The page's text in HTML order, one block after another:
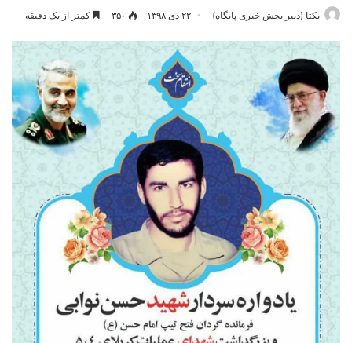
یکتا (دبیر بخش خبری پایگاه) ۲۲ دی ۱۳۹۸ ۳۵۰ کمتر از یک دقیقه